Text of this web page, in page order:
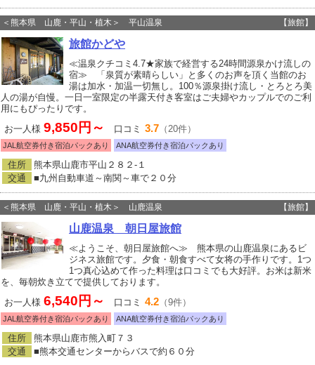
＜熊本県 山鹿・平山・植木＞ 平山温泉 【旅館】
旅館かどや
≪温泉クチコミ4.7★家族で経営する24時間源泉かけ流しの
宿≫ 「泉質が素晴らしい」と多くのお声を頂く当館のお
湯は加水・加温一切無し。100％源泉掛け流し・とろとろ美
人の湯が自慢。一日一室限定の半露天付き客室はご夫婦やカップルでのご利
用にもぴったりです。
お一人様 9,850円～ 口コミ 3.7 （20件）
JAL航空券付き宿泊パックあり ANA航空券付き宿泊パックあり
住所
熊本県山鹿市平山２８２‐１
交通
■九州自動車道～南関～車で２０分
＜熊本県 山鹿・平山・植木＞ 山鹿温泉 【旅館】
山鹿温泉 朝日屋旅館
≪ようこそ、朝日屋旅館へ≫ 熊本県の山鹿温泉にあるビ
ジネス旅館です。夕食・朝食すべて女将の手作りです。1つ
1つ真心込めて作った料理は口コミでも大好評。お米は新米
を、毎朝炊き立てで提供しております。
お一人様 6,540円～ 口コミ 4.2 （9件）
JAL航空券付き宿泊パックあり ANA航空券付き宿泊パックあり
住所
熊本県山鹿市熊入町７３
交通
■熊本交通センターからバスで約６０分